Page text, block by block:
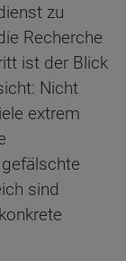
zu
Recherche
ist der Blick
Nicht
extrem
sind